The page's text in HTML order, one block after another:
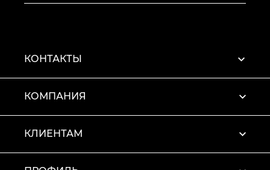
КОНТАКТЫ
КОМПАНИЯ
КЛИЕНТАМ